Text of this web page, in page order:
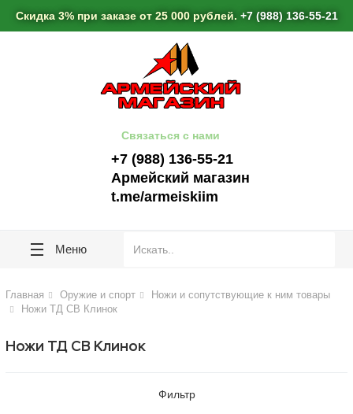
Скидка 3% при заказе от 25 000 рублей. +7 (988) 136-55-21
Связаться с нами
+7 (988) 136-55-21
Армейский магазин
t.me/armeiskiim
Меню
Главная Оружие и спорт
Ножи и сопутствующие к ним товары
Ножи ТД СВ Клинок
Ножи ТД СВ Клинок
Фильтр